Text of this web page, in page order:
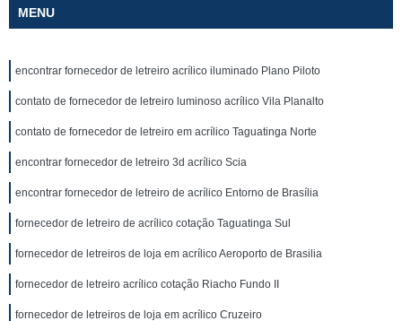
MENU
encontrar fornecedor de letreiro acrílico iluminado Plano Piloto
contato de fornecedor de letreiro luminoso acrílico Vila Planalto
contato de fornecedor de letreiro em acrílico Taguatinga Norte
encontrar fornecedor de letreiro 3d acrílico Scia
encontrar fornecedor de letreiro de acrílico Entorno de Brasília
fornecedor de letreiro de acrílico cotação Taguatinga Sul
fornecedor de letreiros de loja em acrílico Aeroporto de Brasilia
fornecedor de letreiro acrílico cotação Riacho Fundo II
fornecedor de letreiros de loja em acrílico Cruzeiro